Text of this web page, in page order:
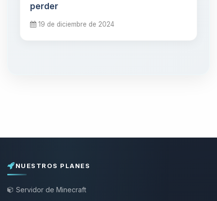
perder
19 de diciembre de 2024
NUESTROS PLANES
Servidor de Minecraft